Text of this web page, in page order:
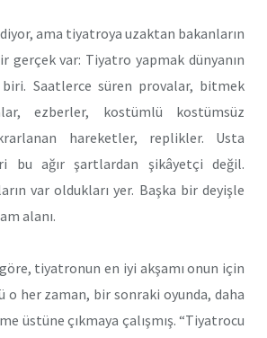
ama tiyatroya uzaktan bakanların
gerçek var: Tiyatro yapmak dünyanın
Saatlerce süren provalar, bitmek
ezberler, kostümlü kostümsüz
hareketler, replikler. Usta
bu ağır şartlardan şikâyetçi değil.
var oldukları yer. Başka bir deyişle
alanı.
tiyatronun en iyi akşamı onun için
o her zaman, bir sonraki oyunda, daha
üstüne çıkmaya çalışmış. “Tiyatrocu